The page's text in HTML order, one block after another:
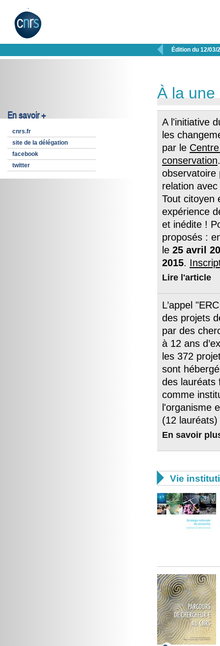
 Édition du 12/03/
En savoir +
cnrs.fr
site de la délégation
facebook
twitter
À la une
A l'initiative
les
par le
conservation
observatoire
relation
Tout citoyen
expérience
et inédite !
proposés :
le 25 avril
2015.
Lire l'article
L’appel
des projets
par des
à 12 ans
les 372
sont
des lauréats
comme
l'organisme
(12 lauréats)
En savoir
 Vie